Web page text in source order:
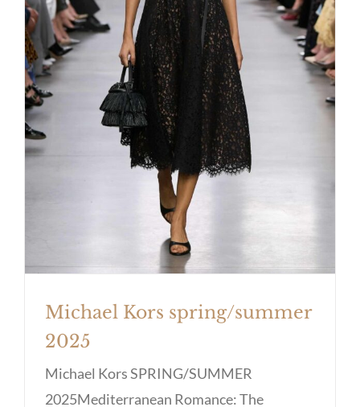
Michael Kors spring/summer 2025
Michael Kors spring/summer
2025
Michael Kors SPRING/SUMMER
2025Mediterranean Romance: The